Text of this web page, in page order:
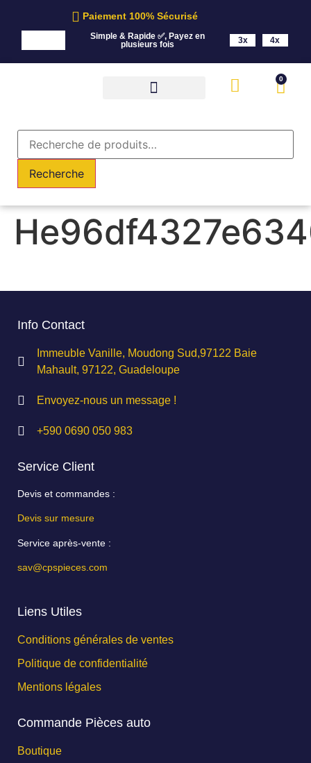
Simple & Rapide ✅, Payez en
plusieurs fois
3x 4x
Paiement 100% Sécurisé
0
Recherche
Info Contact
Immeuble Vanille, Moudong Sud,97122 Baie
Mahault, 97122, Guadeloupe
Envoyez-nous un message !
+590 0690 050 983
Service Client
Devis et commandes :
Devis sur mesure
Service après-vente :
sav@cpspieces.com
Liens Utiles
Conditions générales de ventes
Politique de confidentialité
Mentions légales
Commande Pièces auto
Boutique